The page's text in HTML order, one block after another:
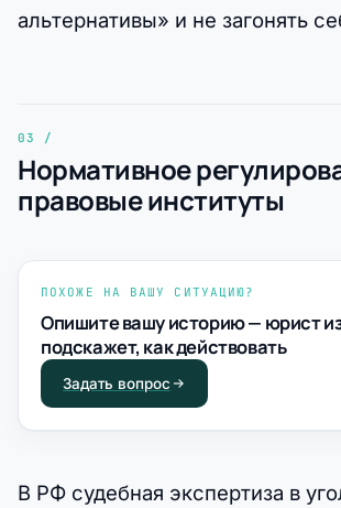
альтернативы» и не загонять
Нормативное
правовые институты
ПОХОЖЕ НА ВАШУ СИТУАЦИЮ?
Опишите вашу историю — юрист
подскажет, как действовать
Задать вопрос
В РФ судебная экспертиза в